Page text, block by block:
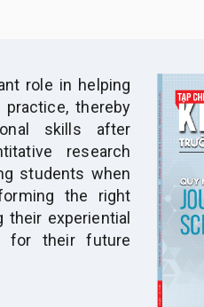
role in helping
thereby
skills after
research
students when
the right
their experiential
for their future